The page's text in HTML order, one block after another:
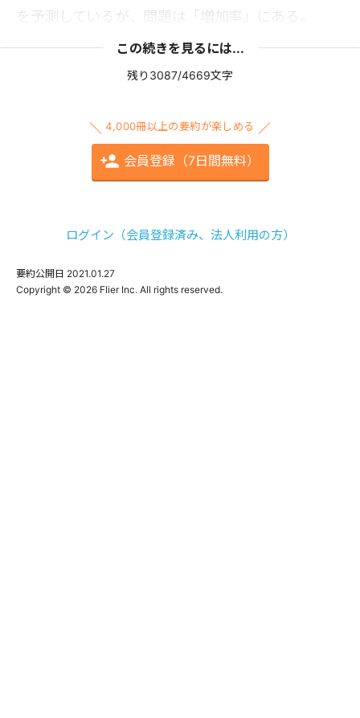
を予測しているが、問題は「増加率」にある。
この続きを見るには...
残り3087/4669文字
4,000冊以上の要約が楽しめる
会員登録（7日間無料）
ログイン（会員登録済み、法人利用の方）
要約公開日 2021.01.27